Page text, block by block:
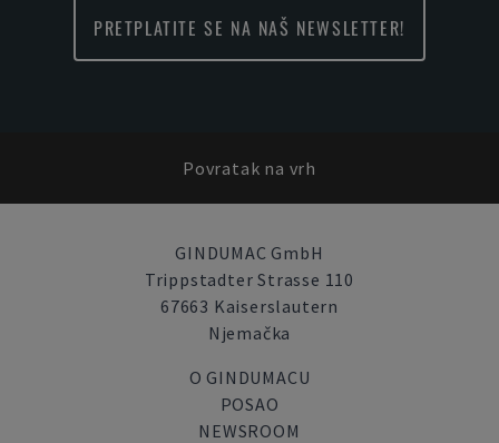
PRETPLATITE SE NA NAŠ NEWSLETTER!
Povratak na vrh
GINDUMAC GmbH
Trippstadter Strasse 110
67663 Kaiserslautern
Njemačka
O GINDUMACU
POSAO
NEWSROOM